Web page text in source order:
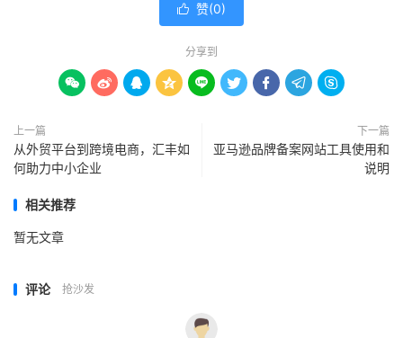
 赞(0)
分享到
        
上一篇
从外贸平台到跨境电商，汇丰如
何助力中小企业
下一篇
亚马逊品牌备案网站工具使用和
说明
相关推荐
暂无文章
评论 抢沙发